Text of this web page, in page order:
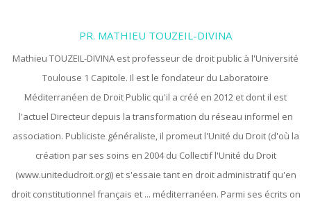
PR. MATHIEU TOUZEIL-DIVINA
Mathieu TOUZEIL-DIVINA est professeur de droit public à l'Université
Toulouse 1 Capitole. Il est le fondateur du Laboratoire
Méditerranéen de Droit Public qu'il a créé en 2012 et dont il est
l'actuel Directeur depuis la transformation du réseau informel en
association. Publiciste généraliste, il promeut l'Unité du Droit (d'où la
création par ses soins en 2004 du Collectif l'Unité du Droit
(www.unitedudroit.org)) et s'essaie tant en droit administratif qu'en
droit constitutionnel français et ... méditerranéen. Parmi ses écrits on